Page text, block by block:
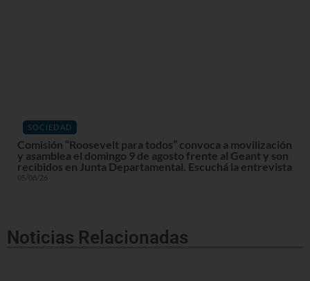
SOCIEDAD
Comisión “Roosevelt para todos” convoca a movilización
y asamblea el domingo 9 de agosto frente al Geant y son
recibidos en Junta Departamental. Escuchá la entrevista
05/08/26
Noticias Relacionadas